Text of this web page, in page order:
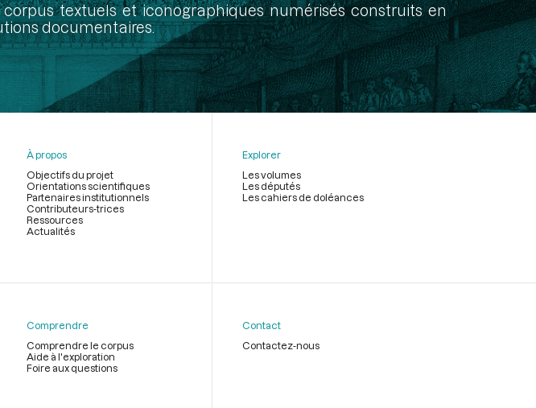
textuels et iconographiques numérisés construits en
documentaires.
page
À propos
Objectifs du projet
Orientations scientifiques
Partenaires institutionnels
Contributeurs-trices
Ressources
Actualités
Explorer
Les volumes
Les députés
Les cahiers de doléances
Comprendre
Comprendre le corpus
Aide à l'exploration
Foire aux questions
Contact
Contactez-nous